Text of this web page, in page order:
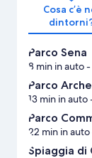
Cosa c’è
Parco Sena
8 min in auto-
Parco
13 min in auto
Parco
22 min in auto
Spiaggia di